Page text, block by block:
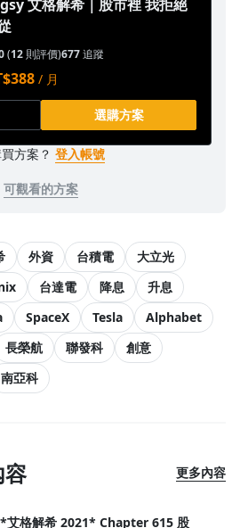
艾格解希｜股市裡 我拒絕
(12 則評價)677追蹤
/ 月
選購方案
方案？ 登入帳號
可觀看的方案
外資 台積電
大立光
台達電 降息
升息
SpaceX Tesla
Alphabet
長榮航 聯發科
創意
南亞科
更多內容
*艾格解希 2021* Chapter 615 股